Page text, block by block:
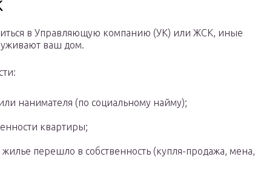
в Управляющую компанию (УК) или ЖСК, иные
ваш дом.
нанимателя (по социальному найму);
квартиры;
перешло в собственность (купля-продажа, мена,